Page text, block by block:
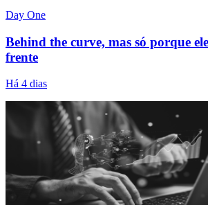
Day One
Behind the curve, mas só porque
frente
Há 4 dias